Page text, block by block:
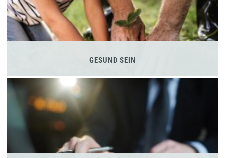
GESUND SEIN